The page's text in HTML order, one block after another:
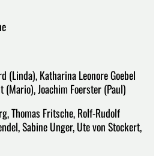
(Linda), Katharina Leonore Goebel
Joachim Foerster (Paul)
Thomas Fritsche, Rolf-Rudolf
Sabine Unger, Ute von Stockert,